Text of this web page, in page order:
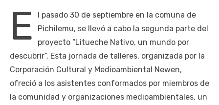
E
l pasado 30 de septiembre en la comuna de
Pichilemu, se llevó a cabo la segunda parte del
proyecto “Litueche Nativo, un mundo por
descubrir”. Esta jornada de talleres, organizada por la
Corporación Cultural y Medioambiental Newen,
ofreció a los asistentes conformados por miembros de
la comunidad y organizaciones medioambientales, un